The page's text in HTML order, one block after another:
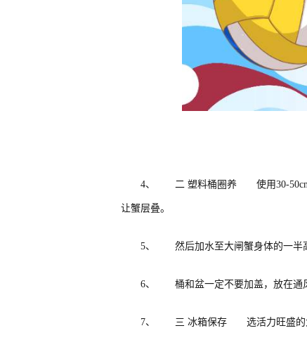
4、 二 塑料桶圈养 使用30-50cm
让蟹层叠。
5、 然后加水至大闸蟹身体的一半
6、 桶和盆一定不要加盖，放在通
7、 三 冰箱保存 选活力旺盛的大